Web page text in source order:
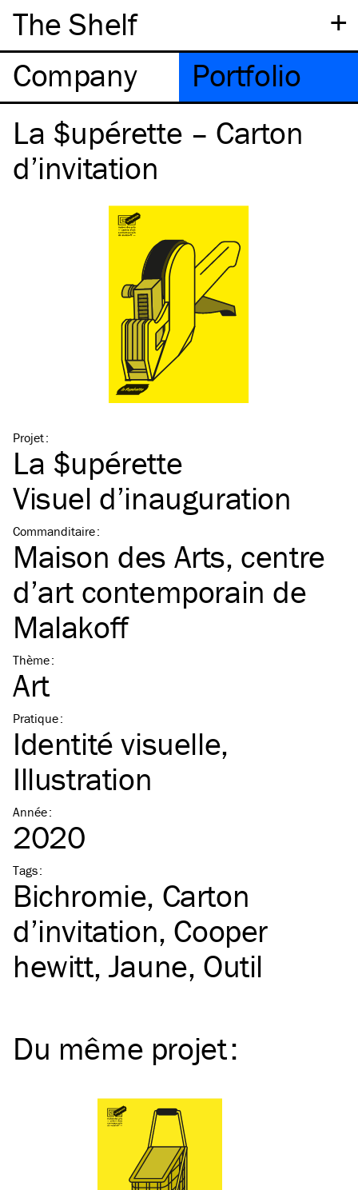
+
The Shelf
Company
Portfolio
La $upérette – Carton
d’invitation
Projet:
La $upérette
Visuel d’inauguration
Commanditaire:
Maison des Arts, centre
d’art contemporain de
Malakoff
Thème:
Art
Pratique:
Identité visuelle
Illustration
Année:
2020
Tags:
Bichromie Carton
d’invitation Cooper
hewitt Jaune Outil
Du même projet: